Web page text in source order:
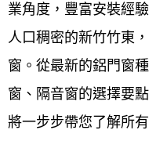
夠精準掌握細節。
品質至上： 從材
節都層層把關，
準。
業角度，豐富安裝經
人口稠密的新竹竹東
窗。從最新的鋁門窗
窗、隔音窗的選擇要
將一步步帶您了解所